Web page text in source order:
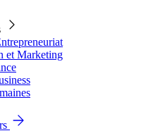
et Marketing